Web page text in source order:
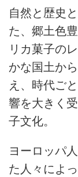
自然と歴史
た、郷土色
リカ菓子の
かな国土か
え、時代ご
響を大きく
子文化。
ヨーロッパ
た人々によ